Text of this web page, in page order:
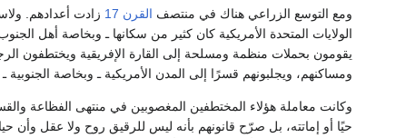
ومع التوسع الزراعي هناك في منتصف القرن 17
زادت أعدادهم.
الولايات المتحدة الأمريكية كان كثير من سكانها ـ وبخاصة أهل
يقومون بحملات منظمة ومسلحة إلى القارة الإفريقية ويختطفون
ومساكنهم، ويجلبونهم قسرًا إلى المدن الأمريكية ـ وبخاصة الجنوبية
وكانت معاملة هؤلاء المختطفين المغصوبين في منتهى الفظاعة
حيًا أو إماتته، بل صرّح قانونهم بأنه ليس للرقيق روح ولا عقل